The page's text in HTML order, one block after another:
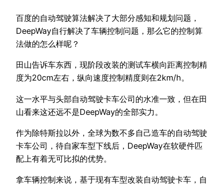
百度的自动驾驶算法解决了大部分感知和规划问题，
DeepWay自行解决了车辆控制问题，那么它的控制算
法做的怎么样呢？
田山告诉车东西，现阶段改装的测试车横向距离控制精
度为20cm左右，纵向速度控制精度则在2km/h。
这一水平与头部自动驾驶卡车公司的水准一致，但在田
山看来这还远不是DeepWay的全部实力。
作为除特斯拉以外，全球为数不多自己造车的自动驾驶
卡车公司，待自家车型下线后，DeepWay在软硬件匹
配上有着无可比拟的优势。
拿车辆控制来说，基于现有车型改装自动驾驶卡车，自